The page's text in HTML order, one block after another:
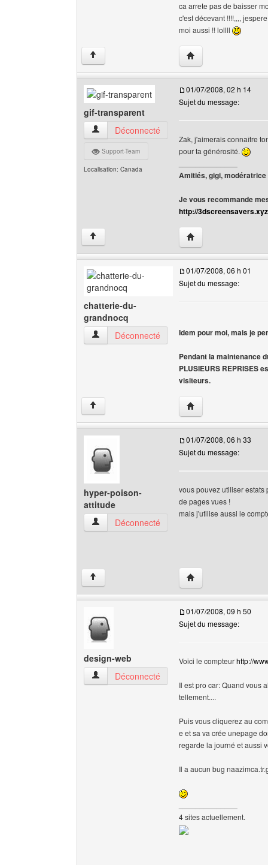
ca arrete pas de baisser
c'est décevant !!!!,,,,
moi aussi !! lollll
↑ Visiter le site web
gif-transparent
gif-transparent Voir le profil de l'utilisateur
Déconnecté
Support-Team
Localisation: Canada
01/07/2008, 02 h 14
Sujet du message:
Zak, j'aimerais connaître
pour ta générosité.
Amitiés, gigi, modératrice
Je vous recommande
http://3dscreensavers.xyz
↑ Visiter le site web
chatterie-du-
grandnocq
chatterie-du-grandnocq Voir le profil de
Déconnecté
01/07/2008, 06 h 01
Sujet du message:
Idem pour moi, mais je
Pendant la maintenance
PLUSIEURS REPRISES
visiteurs.
↑ Visiter le site web
hyper-poison-
attitude
hyper-poison-attitude Voir le profil de
Déconnecté
01/07/2008, 06 h 33
Sujet du message:
vous pouvez utiliser
de pages vues !
mais j'utilise aussi le
↑ Visiter le site web
design-web
design-web Voir le profil de l'utilisateur
Déconnecté
01/07/2008, 09 h 50
Sujet du message:
Voici le compteurhttp://
Il est pro car: Quand vous
tellement....
Puis vous cliquerez au
e et sa va crée unepage
regarde la journé et aussi
Il a aucun bug
4 sites actuellement.